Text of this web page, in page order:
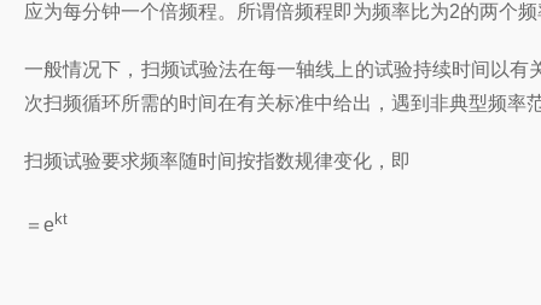
应为每分钟一个倍频程。所谓倍频程即为频率比为2的两个
一般情况下，扫频试验法在每一轴线上的试验持续时间以
次扫频循环所需的时间在有关标准中给出，遇到非典型频
扫频试验要求频率随时间按指数规律变化，即
＝ ekt